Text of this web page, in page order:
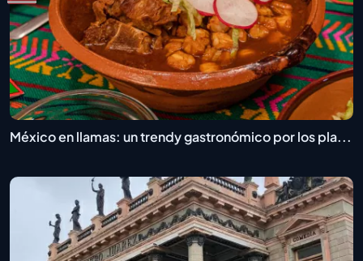
México en llamas: un trendy gastronómico por los pla...